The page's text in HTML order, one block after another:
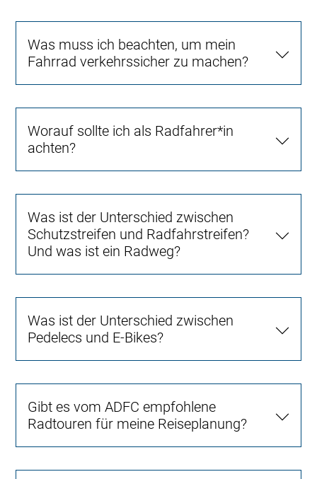
Was muss ich beachten, um mein
Fahrrad verkehrssicher zu machen?
Worauf sollte ich als Radfahrer*in
achten?
Was ist der Unterschied zwischen
Schutzstreifen und Radfahrstreifen?
Und was ist ein Radweg?
Was ist der Unterschied zwischen
Pedelecs und E-Bikes?
Gibt es vom ADFC empfohlene
Radtouren für meine Reiseplanung?